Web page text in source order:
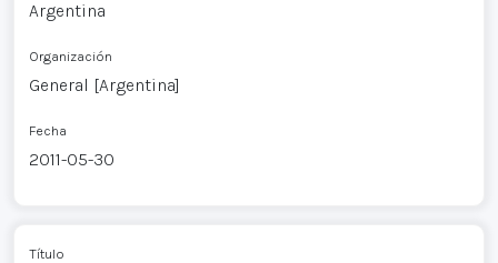
Argentina
Organización
General [Argentina]
Fecha
2011-05-30
Título